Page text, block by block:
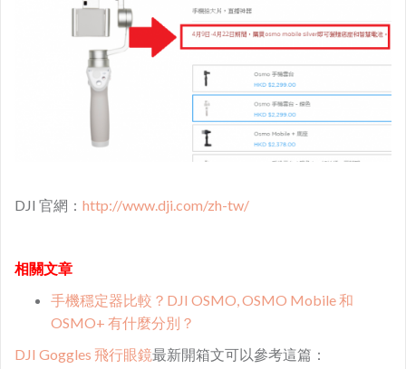
DJI 官網： http://www.dji.com/zh-tw/
相關文章
手機穩定器比較？DJI OSMO, OSMO Mobile 和
OSMO+ 有什麼分別？
DJI Goggles 飛行眼鏡最新開箱文可以參考這篇：